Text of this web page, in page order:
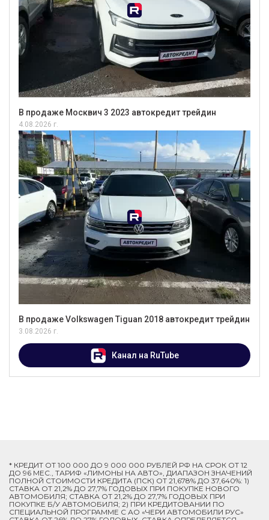
В продаже Москвич 3 2023 автокредит трейдин
4.08.2026 г.
В продаже Volkswagen Tiguan 2018 автокредит трейдин
3.08.2026 г.
Канал на RuTube
* КРЕДИТ ОТ 100 000 ДО 9 000 000 РУБЛЕЙ РФ НА СРОК ОТ 12
ДО 96 МЕС., ТАРИФ «ЛИМОНЫ НА АВТО», ДИАПАЗОН ЗНАЧЕНИЙ
ПОЛНОЙ СТОИМОСТИ КРЕДИТА (ПСК) ОТ 21,678% ДО 37,640%: 1)
СТАВКА ОТ 21,2% ДО 27,7% ГОДОВЫХ ПРИ ПОКУПКЕ НОВОГО
АВТОМОБИЛЯ; СТАВКА ОТ 21,2% ДО 27,7% ГОДОВЫХ ПРИ
ПОКУПКЕ Б/У АВТОМОБИЛЯ; 2) ПРИ КРЕДИТОВАНИИ ПО
СПЕЦИАЛЬНОЙ ПРОГРАММЕ C АО «ЧЕРИ АВТОМОБИЛИ РУС»